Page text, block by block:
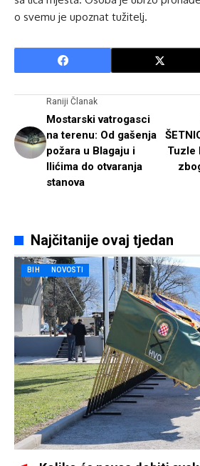
o svemu je upoznat tužitelj.
Raniji Članak
Mostarski vatrogasci
na terenu: Od gašenja
požara u Blagaju i
Ilićima do otvaranja
stanova
Tuzle
Najčitanije ovaj tjedan
BIH NOVOSTI